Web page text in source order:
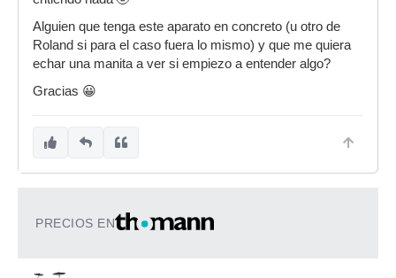
Alguien que tenga este aparato en concreto (u otro de
Roland si para el caso fuera lo mismo) y que me quiera
echar una manita a ver si empiezo a entender algo?
Gracias 😀
PRECIOS EN